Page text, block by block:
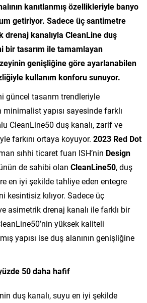
kanıtlanmış özellikleriyle banyo
getiriyor. Sadece üç santimetre
drenaj kanalıyla CleanLine duş
bir tasarım ile tamamlayan
genişliğine göre ayarlanabilen
kullanım konforu sunuyor.
güncel tasarım trendleriyle
minimalist yapısı sayesinde farklı
CleanLine50 duş kanalı, zarif ve
farkını ortaya koyuyor. 2023 Red Dot
sıhhi ticaret fuarı ISH’nin Design
de sahibi olan CleanLine50, duş
en iyi şekilde tahliye eden entegre
kesintisiz kılıyor. Sadece üç
asimetrik drenaj kanalı ile farklı bir
yüksek kaliteli
yapısı ise duş alanının genişliğine
50 daha hafif
duş kanalı, suyu en iyi şekilde